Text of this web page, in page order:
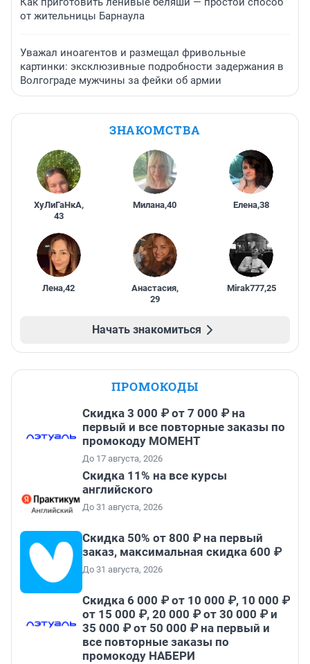
от жительницы Барнаула
Уважал иноагентов и размещал фривольные
картинки: эксклюзивные подробности задержания в
Волгограде мужчины за фейки об армии
ЗНАКОМСТВА
ХуЛиГаНкА,
43
Милана,40 Елена,38
Лена,42 Анастасия,
29
Mirak777,25
Начать знакомиться
ПРОМОКОДЫ
Скидка 3 000 ₽ от 7 000 ₽ на
первый и все повторные заказы по
промокоду МОМЕНТ
До 17 августа, 2026
Скидка 11% на все курсы
английского
До 31 августа, 2026
Скидка 50% от 800 ₽ на первый
заказ, максимальная скидка 600 ₽
До 31 августа, 2026
Скидка 6 000 ₽ от 10 000 ₽, 10 000 ₽
от 15 000 ₽, 20 000 ₽ от 30 000 ₽ и
35 000 ₽ от 50 000 ₽ на первый и
все повторные заказы по
промокоду НАБЕРИ